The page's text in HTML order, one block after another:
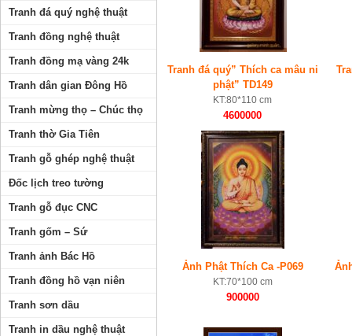
Tranh đá quý” Thích ca mâu ni
phật” TD149
KT:80*110 cm
4600000
Ảnh Phật Thích Ca -P069
KT:70*100 cm
900000
Tranh đá quý nghệ thuật
Tranh đồng nghệ thuật
Tranh đồng mạ vàng 24k
Tranh dân gian Đông Hồ
Tranh mừng thọ – Chúc thọ
Tranh thờ Gia Tiên
Tranh gỗ ghép nghệ thuật
Đốc lịch treo tường
Tranh gỗ đục CNC
Tranh gốm – Sứ
Tranh ảnh Bác Hồ
Tranh đồng hồ vạn niên
Tranh sơn dầu
Tranh in dầu nghệ thuật